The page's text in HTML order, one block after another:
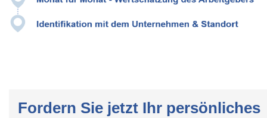
Fordern Sie jetzt Ihr persönliches